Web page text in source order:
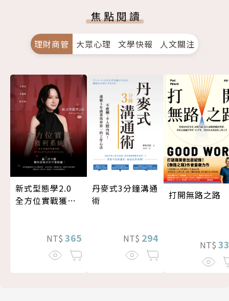
焦點閱讀
理財商管 大眾心理 文學快報 人文關注
新式型態學2.0
全方位實戰獲利
NT$ 365
丹麥式3分鐘溝通
術
NT$ 294
打開無路之路
NT$